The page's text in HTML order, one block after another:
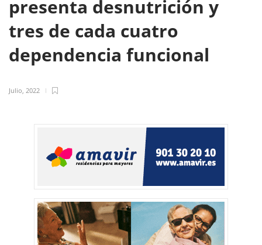
presenta desnutrición y
tres de cada cuatro
dependencia funcional
Julio, 2022